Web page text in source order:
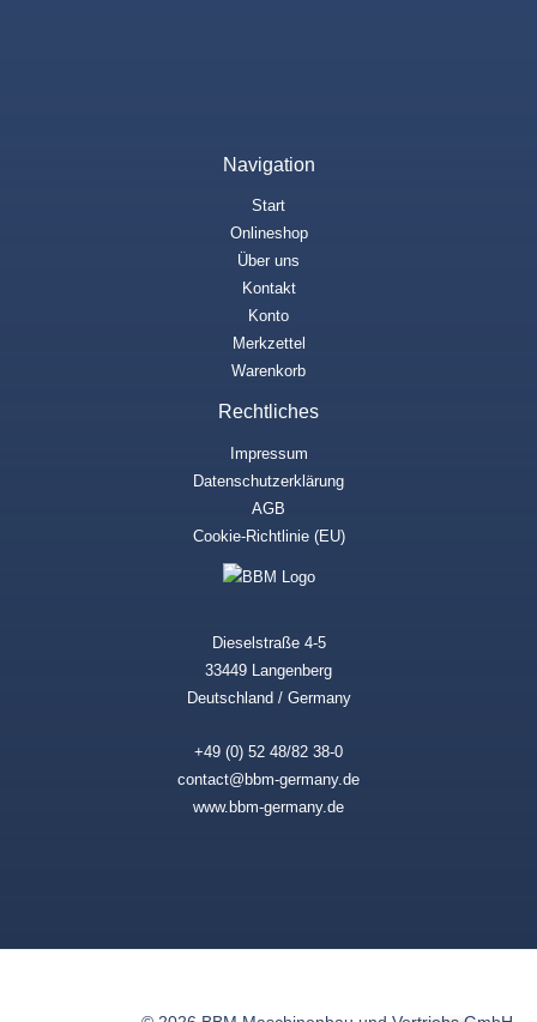
Navigation
Start
Onlineshop
Über uns
Kontakt
Konto
Merkzettel
Warenkorb
Rechtliches
Impressum
Datenschutzerklärung
AGB
Cookie-Richtlinie (EU)
Dieselstraße 4-5
33449 Langenberg
Deutschland / Germany
+49 (0) 52 48/82 38-0
contact@bbm-germany.de
www.bbm-germany.de